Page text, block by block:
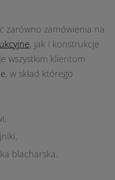
zarówno zamówienia na
, jak i konstrukcje
wszystkim klientom
, w skład którego
blacharska.